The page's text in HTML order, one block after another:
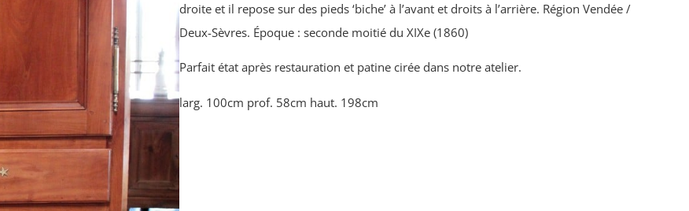
droite et il repose sur des pieds ‘biche’ à l’avant et droits à l’arrière. Région Vendée /
Deux-Sèvres. Époque : seconde moitié du XIXe (1860)
Parfait état après restauration et patine cirée dans notre atelier.
larg. 100cm prof. 58cm haut. 198cm